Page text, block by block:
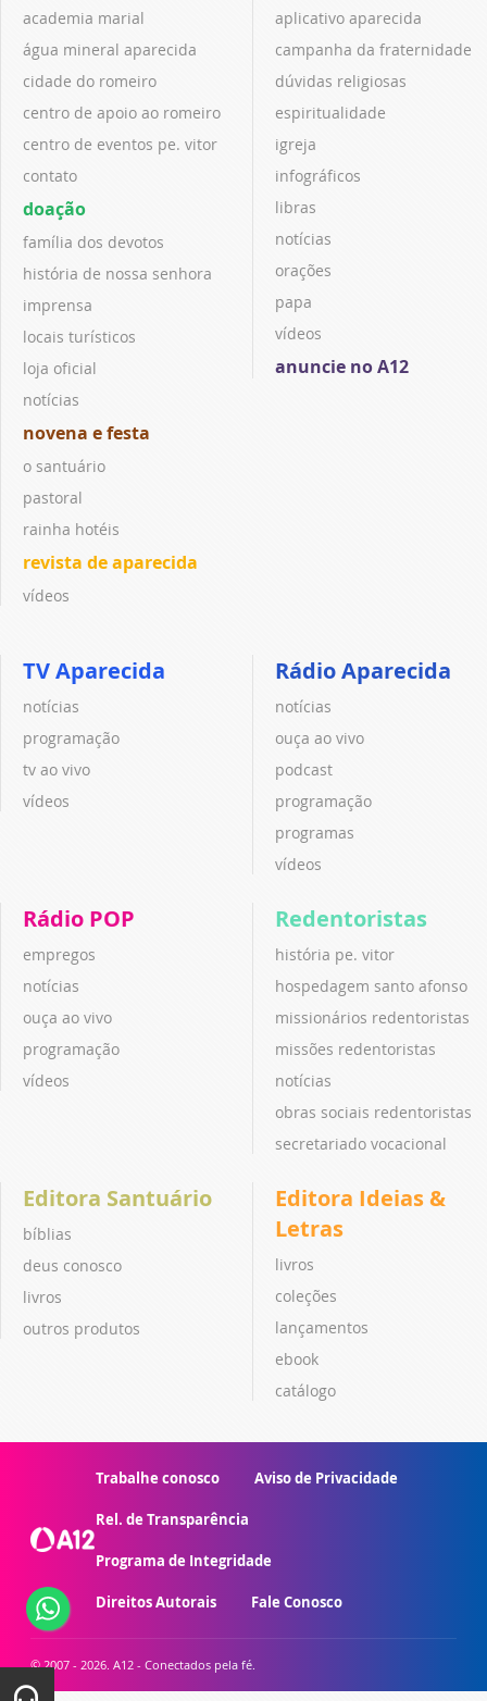
academia marial
água mineral aparecida
cidade do romeiro
centro de apoio ao romeiro
centro de eventos pe. vitor
contato
doação
família dos devotos
história de nossa senhora
imprensa
locais turísticos
loja oficial
notícias
novena e festa
o santuário
pastoral
rainha hotéis
revista de aparecida
vídeos
aplicativo aparecida
campanha da fraternidade
dúvidas religiosas
espiritualidade
igreja
infográficos
libras
notícias
orações
papa
vídeos
anuncie no A12
TV Aparecida
notícias
programação
tv ao vivo
vídeos
Rádio Aparecida
notícias
ouça ao vivo
podcast
programação
programas
vídeos
Rádio POP
empregos
notícias
ouça ao vivo
programação
vídeos
Redentoristas
história pe. vitor
hospedagem santo afonso
missionários redentoristas
missões redentoristas
notícias
obras sociais redentoristas
secretariado vocacional
Editora Santuário
bíblias
deus conosco
livros
outros produtos
Editora Ideias &
Letras
livros
coleções
lançamentos
ebook
catálogo
Trabalhe conosco Aviso de Privacidade
Rel. de Transparência
Programa de Integridade
Direitos Autorais Fale Conosco
© 2007 - 2026. A12 - Conectados pela fé.